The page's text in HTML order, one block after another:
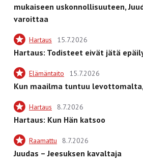
mukaiseen uskonnollisuuteen,
varoittaa
Hartaus 15.7.2026
Hartaus: Todisteet eivät jätä
Elämäntaito 15.7.2026
Kun maailma tuntuu
Hartaus 8.7.2026
Hartaus: Kun Hän katsoo
Raamattu 8.7.2026
Juudas – Jeesuksen kavaltaja